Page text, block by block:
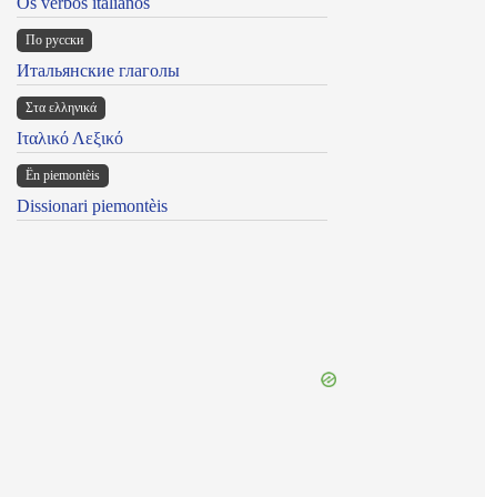
По русски
Итальянские глаголы
Στα ελληνικά
Ιταλικό Λεξικό
Ën piemontèis
Dissionari piemontèis